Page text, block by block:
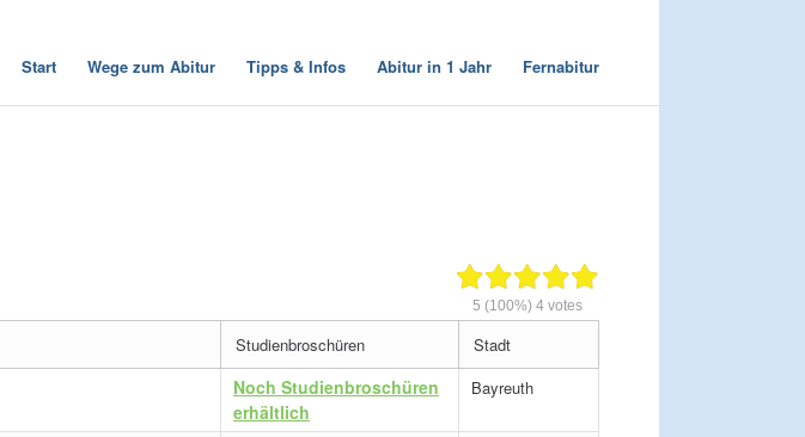
Start Wege zum Abitur Tipps & Infos Abitur in 1 Jahr Fernabitur
5 (100%) 4 votes
Studienbroschüren Stadt
Noch Studienbroschüren
erhältlich
Bayreuth